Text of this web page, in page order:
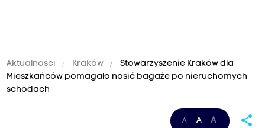
Aktualności Kraków
Stowarzyszenie Kraków dla
Mieszkańców pomagało nosić bagaże po nieruchomych
schodach
A A A share